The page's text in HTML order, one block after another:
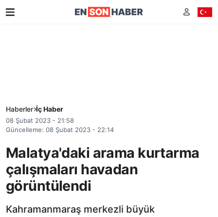
Haberler İç Haber
08 Şubat 2023 - 21:58
Güncelleme: 08 Şubat 2023 - 22:14
Malatya'daki arama kurtarma
çalışmaları havadan
görüntülendi
Kahramanmaraş merkezli büyük